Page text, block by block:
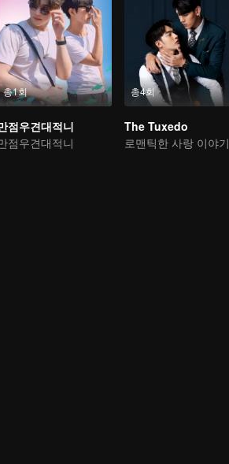
총1회
점우견대적니
점우견대적니
총4회
The Tuxedo
로맨틱한 사랑 이야기